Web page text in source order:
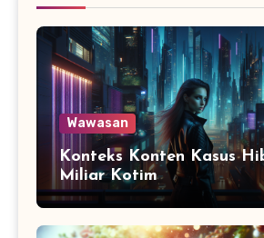
Wawasan
Konteks Konten Kasus
Miliar Kotim